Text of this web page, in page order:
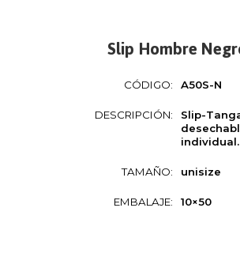
Slip Hombre
CÓDIGO: A50S-N
DESCRIPCIÓN:
Slip-
individual.
TAMAÑO: unisize
EMBALAJE: 10×50